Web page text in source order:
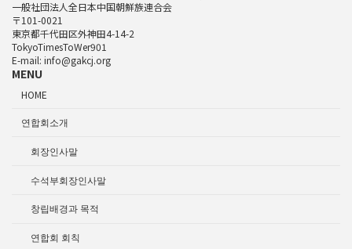
一般社団法人全日本中国朝鮮族連合会
〒101-0021
東京都千代田区外神田4-14-2
TokyoTimesToWer901
E-mail: info@gakcj.org
MENU
HOME
연합회소개
회장인사말
수석부회장인사말
창립배경과 목적
연합회 회칙